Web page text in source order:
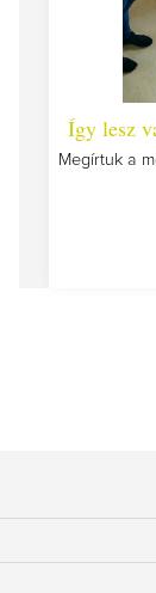
Így lesz
Megírtuk a